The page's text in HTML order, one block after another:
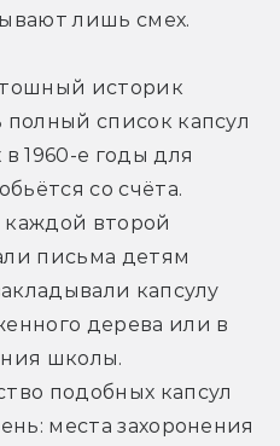
лишь смех.
историк
полный список капсул
1960-е годы для
со счёта.
второй
письма детям
капсулу
дерева или в
школы.
подобных капсул
места захоронения